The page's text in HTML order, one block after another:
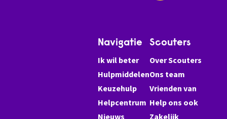
Navigatie
Ik wil beter
Hulpmiddelen
Keuzehulp
Helpcentrum
Nieuws
Scouters
Over Scouters
Ons team
Vrienden van
Help ons ook
Zakelijk